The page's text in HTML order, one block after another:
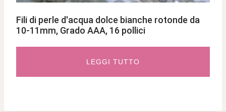
Fili di perle d'acqua dolce bianche rotonde da
10-11mm, Grado AAA, 16 pollici
LEGGI TUTTO